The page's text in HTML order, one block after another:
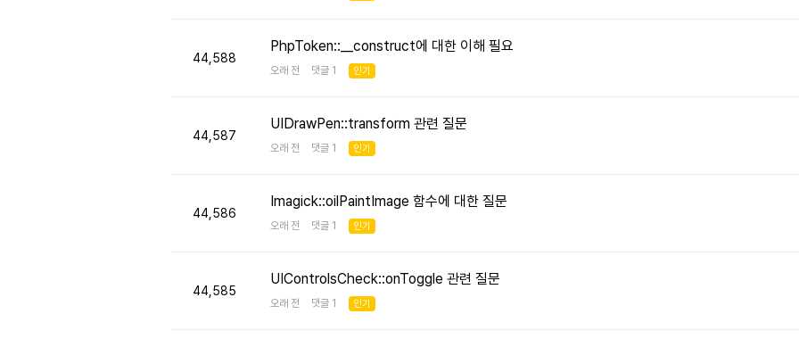
44,588
PhpToken::__construct에 대한 이해 필요
오래 전 댓글 1 인기
44,587
UIDrawPen::transform 관련 질문
오래 전 댓글 1 인기
44,586
Imagick::oilPaintImage 함수에 대한 질문
오래 전 댓글 1 인기
44,585
UIControlsCheck::onToggle 관련 질문
오래 전 댓글 1 인기